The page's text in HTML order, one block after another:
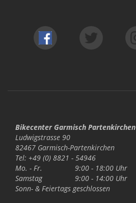
Bikecenter Garmisch Partenkirchen
Ludwigstrasse 90
82467 Garmisch-Partenkirchen
Tel: +49 (0) 8821 - 54946
Mo. - Fr.
9:00 - 18:00 Uhr
Samstag
9:00 - 14:00 Uhr
Sonn- & Feiertagsgeschlossen